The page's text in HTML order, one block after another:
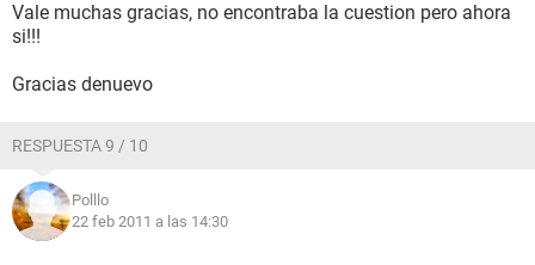
Vale muchas gracias, no encontraba la cuestion pero ahora
si!!!
Gracias denuevo
RESPUESTA 9 / 10
Polllo
22 feb 2011 a las 14:30